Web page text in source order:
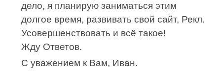
дело, я планирую заниматься этим
долгое время, развивать свой сайт, Рекл.
Усовершенствовать и всё такое!
Жду Ответов.
С уважением к Вам, Иван.